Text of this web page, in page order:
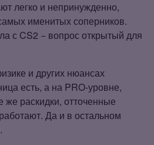
легко и непринужденно,
именитых соперников.
с CS2 − вопрос открытый для
и других нюансах
есть, а на PRO‑уровне,
раскидки, отточенные
Да и в остальном